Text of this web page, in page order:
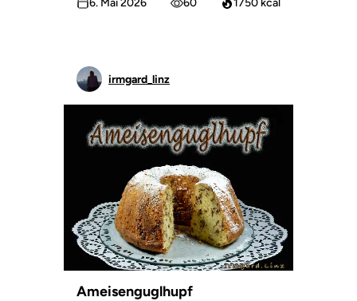
6. Mai 2026 60 1750 kcal
irmgard_linz
Ameisenguglhupf